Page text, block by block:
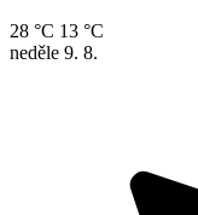
28 °C 13 °C
neděle 9. 8.